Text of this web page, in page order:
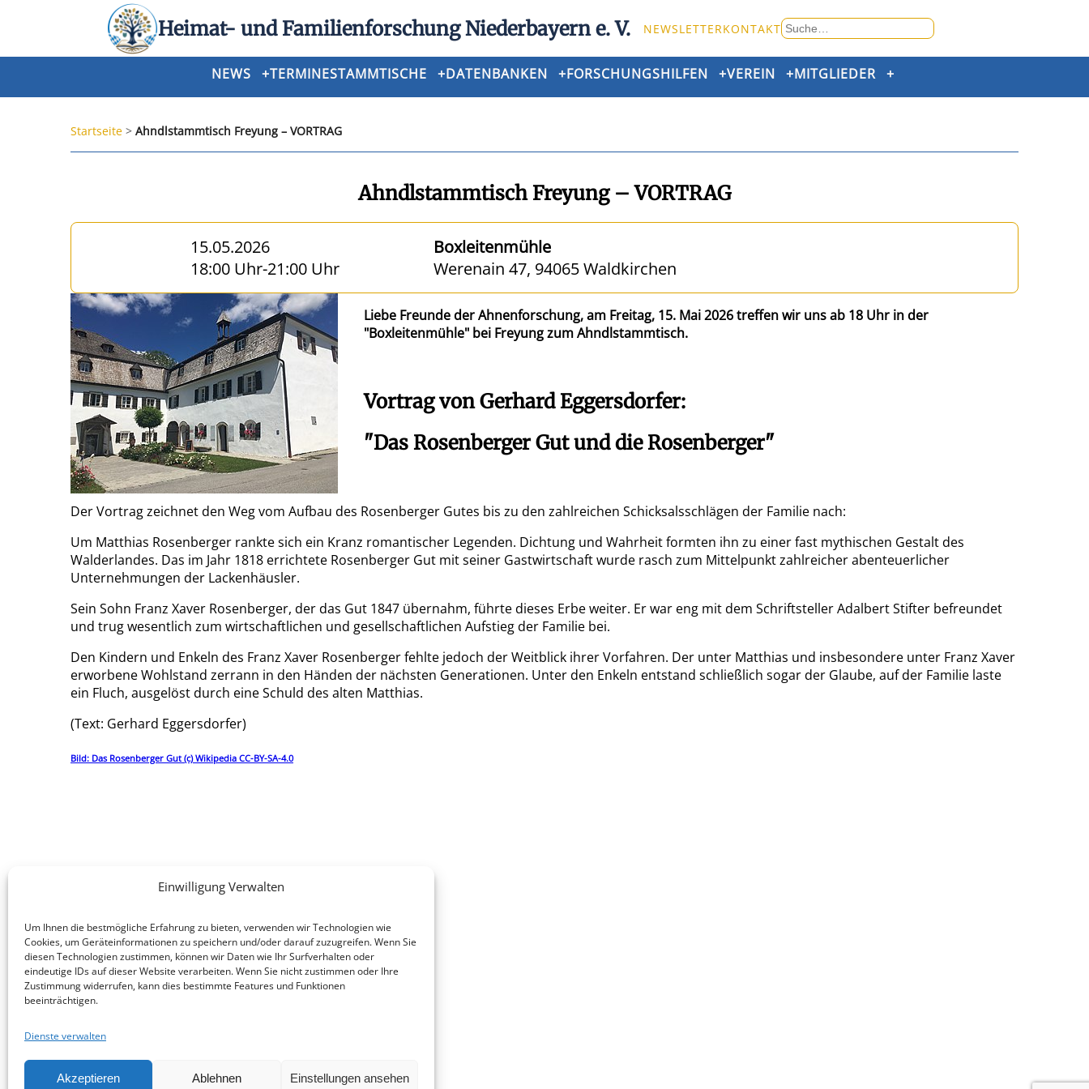
Einwilligung Verwalten
Um Ihnen die bestmögliche Erfahrung zu bieten, verwenden wir Technologien wie
Cookies, um Geräteinformationen zu speichern und/oder darauf zuzugreifen. Wenn Sie
diesen Technologien zustimmen, können wir Daten wie Ihr Surfverhalten oder
eindeutige IDs auf dieser Website verarbeiten. Wenn Sie nicht zustimmen oder Ihre
Zustimmung widerrufen, kann dies bestimmte Features und Funktionen
beeinträchtigen.
Dienste verwalten
Akzeptieren Ablehnen Einstellungen ansehen
Heimat- und Familienforschung Niederbayern e. V. NEWSLETTERKONTAKTSuche
nach:
NEWS
+TERMINESTAMMTISCHE +DATENBANKEN +FORSCHUNGSHILFEN +VEREIN +MITGLIEDER +
Startseite > Ahndlstammtisch Freyung – VORTRAG
Ahndlstammtisch Freyung – VORTRAG
15.05.2026
18:00 Uhr-21:00 Uhr
Boxleitenmühle
Werenain 47, 94065 Waldkirchen
Liebe Freunde der Ahnenforschung, am Freitag, 15. Mai 2026 treffen wir uns ab 18 Uhr in der
"Boxleitenmühle" bei Freyung zum Ahndlstammtisch.
Vortrag von Gerhard Eggersdorfer:
"Das Rosenberger Gut und die Rosenberger"
Der Vortrag zeichnet den Weg vom Aufbau des Rosenberger Gutes bis zu den zahlreichen Schicksalsschlägen der Familie nach:
Um Matthias Rosenberger rankte sich ein Kranz romantischer Legenden. Dichtung und Wahrheit formten ihn zu einer fast mythischen Gestalt des
Walderlandes. Das im Jahr 1818 errichtete Rosenberger Gut mit seiner Gastwirtschaft wurde rasch zum Mittelpunkt zahlreicher abenteuerlicher
Unternehmungen der Lackenhäusler.
Sein Sohn Franz Xaver Rosenberger, der das Gut 1847 übernahm, führte dieses Erbe weiter. Er war eng mit dem Schriftsteller Adalbert Stifter befreundet
und trug wesentlich zum wirtschaftlichen und gesellschaftlichen Aufstieg der Familie bei.
Den Kindern und Enkeln des Franz Xaver Rosenberger fehlte jedoch der Weitblick ihrer Vorfahren. Der unter Matthias und insbesondere unter Franz Xaver
erworbene Wohlstand zerrann in den Händen der nächsten Generationen. Unter den Enkeln entstand schließlich sogar der Glaube, auf der Familie laste
ein Fluch, ausgelöst durch eine Schuld des alten Matthias.
(Text: Gerhard Eggersdorfer)
Bild: Das Rosenberger Gut (c) Wikipedia CC-BY-SA-4.0